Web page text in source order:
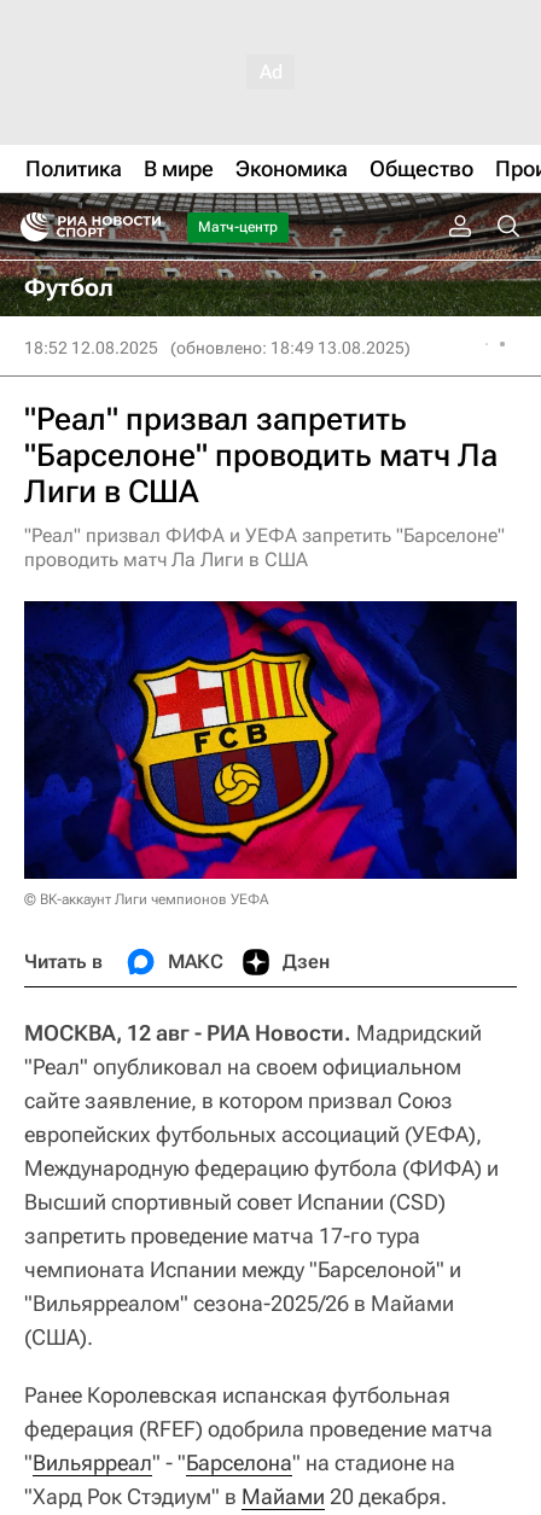
Политика В мире Экономика Общество
Матч-центр
Футбол
18:52 12.08.2025 (обновлено: 18:49 13.08.2025)
"Реал" призвал запретить
"Барселоне" проводить матч Ла
Лиги в США
"Реал" призвал ФИФА и УЕФА запретить "Барселоне"
проводить матч Ла Лиги в США
© ВК-аккаунт Лиги чемпионов УЕФА
Читать в МАКС Дзен
МОСКВА, 12 авг - РИА Новости. Мадридский
"Реал" опубликовал на своем официальном
сайте заявление, в котором призвал Союз
европейских футбольных ассоциаций (УЕФА),
Международную федерацию футбола (ФИФА) и
Высший спортивный совет Испании (CSD)
запретить проведение матча 17‑го тура
чемпионата Испании между "Барселоной" и
"Вильярреалом" сезона-2025/26 в Майами
(США).
Ранее Королевская испанская футбольная
федерация (RFEF) одобрила проведение матча
"Вильярреал" - "Барселона" на стадионе на
"Хард Рок Стэдиум" в Майами 20 декабря.